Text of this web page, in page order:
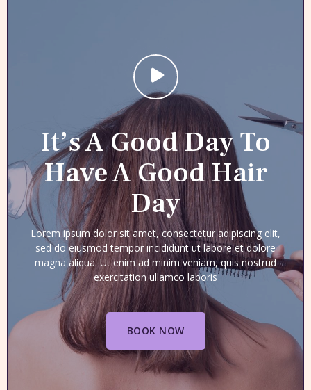
It’s A Good Day To
Have A Good Hair
Day
Lorem ipsum dolor sit amet, consectetur adipiscing elit,
sed do eiusmod tempor incididunt ut labore et dolore
magna aliqua. Ut enim ad minim veniam, quis nostrud
exercitation ullamco laboris
BOOK NOW